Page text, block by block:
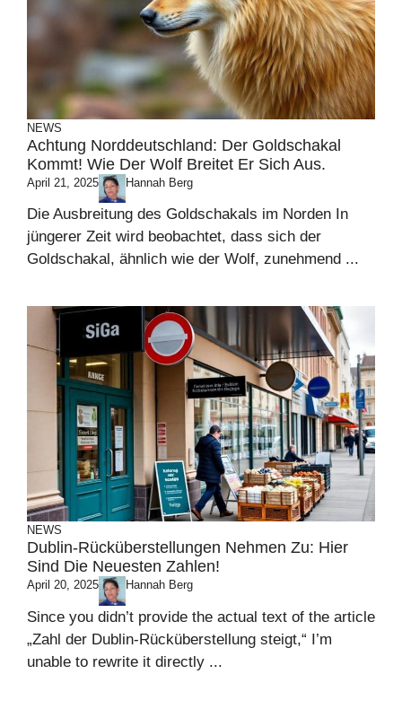
NEWS
Achtung Norddeutschland: Der Goldschakal
Kommt! Wie Der Wolf Breitet Er Sich Aus.
April 21, 2025 Hannah Berg
Die Ausbreitung des Goldschakals im Norden In
jüngerer Zeit wird beobachtet, dass sich der
Goldschakal, ähnlich wie der Wolf, zunehmend ...
NEWS
Dublin-Rücküberstellungen Nehmen Zu: Hier
Sind Die Neuesten Zahlen!
April 20, 2025 Hannah Berg
Since you didn’t provide the actual text of the article
„Zahl der Dublin-Rücküberstellung steigt,“ I’m
unable to rewrite it directly ...